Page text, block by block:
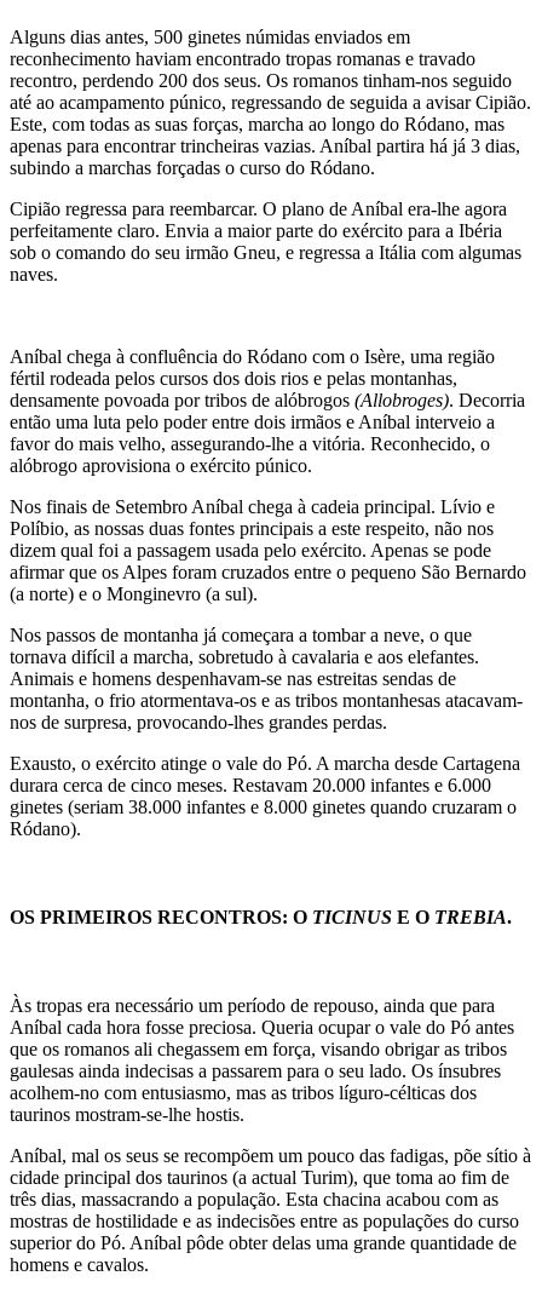
Alguns dias antes, 500 ginetes númidas enviados em
reconhecimento haviam encontrado tropas romanas e travado
recontro, perdendo 200 dos seus. Os romanos tinham-nos seguido
até ao acampamento púnico, regressando de seguida a avisar Cipião.
Este, com todas as suas forças, marcha ao longo do Ródano, mas
apenas para encontrar trincheiras vazias. Aníbal partira há já 3 dias,
subindo a marchas forçadas o curso do Ródano.
Cipião regressa para reembarcar. O plano de Aníbal era-lhe agora
perfeitamente claro. Envia a maior parte do exército para a Ibéria
sob o comando do seu irmão Gneu, e regressa a Itália com algumas
naves.
Aníbal chega à confluência do Ródano com o Isère, uma região
fértil rodeada pelos cursos dos dois rios e pelas montanhas,
densamente povoada por tribos de alóbrogos (Allobroges). Decorria
então uma luta pelo poder entre dois irmãos e Aníbal interveio a
favor do mais velho, assegurando-lhe a vitória. Reconhecido, o
alóbrogo aprovisiona o exército púnico.
Nos finais de Setembro Aníbal chega à cadeia principal. Lívio e
Políbio, as nossas duas fontes principais a este respeito, não nos
dizem qual foi a passagem usada pelo exército. Apenas se pode
afirmar que os Alpes foram cruzados entre o pequeno São Bernardo
(a norte) e o Monginevro (a sul).
Nos passos de montanha já começara a tombar a neve, o que
tornava difícil a marcha, sobretudo à cavalaria e aos elefantes.
Animais e homens despenhavam-se nas estreitas sendas de
montanha, o frio atormentava-os e as tribos montanhesas atacavam-
nos de surpresa, provocando-lhes grandes perdas.
Exausto, o exército atinge o vale do Pó. A marcha desde Cartagena
durara cerca de cinco meses. Restavam 20.000 infantes e 6.000
ginetes (seriam 38.000 infantes e 8.000 ginetes quando cruzaram o
Ródano).
OS PRIMEIROS RECONTROS: O TICINUS E O TREBIA.
Às tropas era necessário um período de repouso, ainda que para
Aníbal cada hora fosse preciosa. Queria ocupar o vale do Pó antes
que os romanos ali chegassem em força, visando obrigar as tribos
gaulesas ainda indecisas a passarem para o seu lado. Os ínsubres
acolhem-no com entusiasmo, mas as tribos líguro-célticas dos
taurinos mostram-se-lhe hostis.
Aníbal, mal os seus se recompõem um pouco das fadigas, põe sítio à
cidade principal dos taurinos (a actual Turim), que toma ao fim de
três dias, massacrando a população. Esta chacina acabou com as
mostras de hostilidade e as indecisões entre as populações do curso
superior do Pó. Aníbal pôde obter delas uma grande quantidade de
homens e cavalos.